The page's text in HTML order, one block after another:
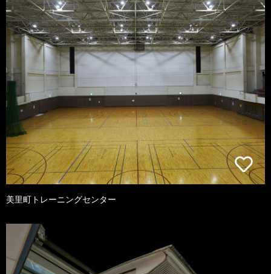
美里町トレーニングセンター